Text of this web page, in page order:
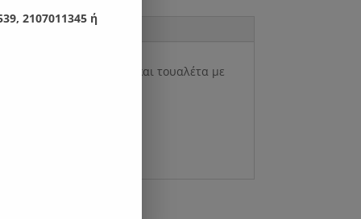
με κομοδίνα και τουαλέτα με
του στρώματος.
2107011345 ή